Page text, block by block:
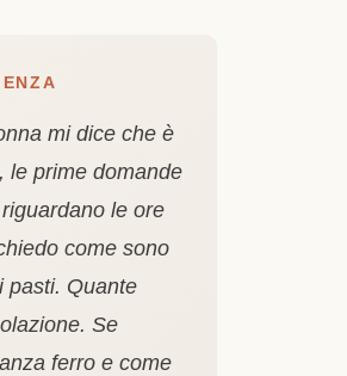
mi dice che è
le prime domande
le ore
come sono
pasti. Quante
Se
ferro e come